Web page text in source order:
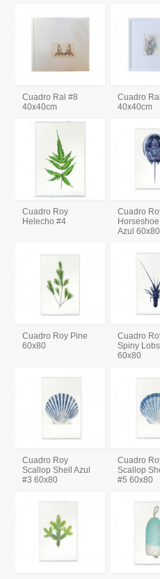
Cuadro Ral #8
40x40cm
Cuadro
40x40cm
Cuadro Roy
Helecho #4
Cuadro
Azul 60x80
Cuadro Roy Pine
60x80
Cuadro
Spiny
60x80
Cuadro Roy
Scallop Shell Azul
#3 60x80
Cuadro
Scallop
#5 60x80